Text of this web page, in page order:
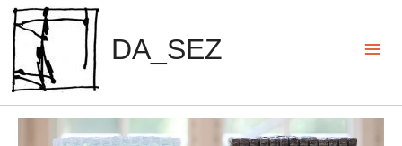
Zum
Inhalt
springen
DA_SEZ